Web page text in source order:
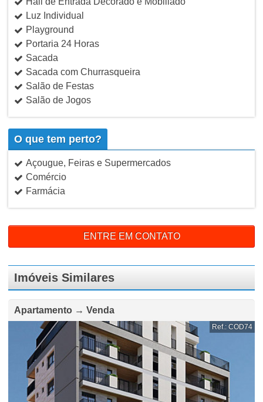
Luz Individual
Playground
Portaria 24 Horas
Sacada
Sacada com Churrasqueira
Salão de Festas
Salão de Jogos
O que tem perto?
Açougue, Feiras e Supermercados
Comércio
Farmácia
ENTRE EM CONTATO
Imóveis Similares
Apartamento → Venda
Ref.: COD74